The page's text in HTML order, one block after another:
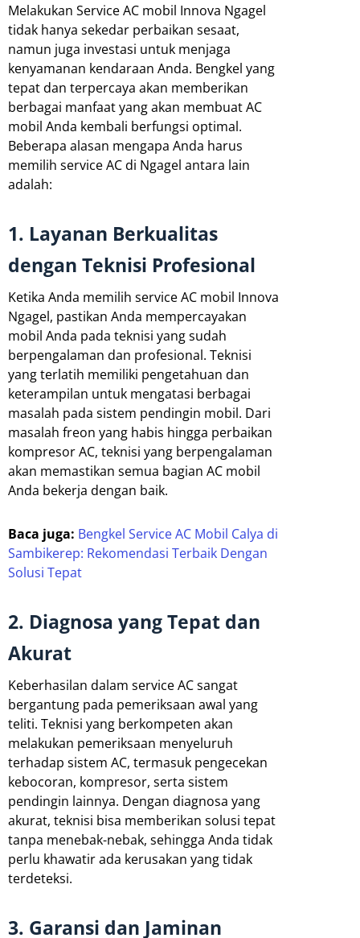
Melakukan Service AC mobil Innova Ngagel
tidak hanya sekedar perbaikan sesaat,
namun juga investasi untuk menjaga
kenyamanan kendaraan Anda. Bengkel yang
tepat dan terpercaya akan memberikan
berbagai manfaat yang akan membuat AC
mobil Anda kembali berfungsi optimal.
Beberapa alasan mengapa Anda harus
memilih service AC di Ngagel antara lain
adalah:
1. Layanan Berkualitas
dengan Teknisi Profesional
Ketika Anda memilih service AC mobil Innova
Ngagel, pastikan Anda mempercayakan
mobil Anda pada teknisi yang sudah
berpengalaman dan profesional. Teknisi
yang terlatih memiliki pengetahuan dan
keterampilan untuk mengatasi berbagai
masalah pada sistem pendingin mobil. Dari
masalah freon yang habis hingga perbaikan
kompresor AC, teknisi yang berpengalaman
akan memastikan semua bagian AC mobil
Anda bekerja dengan baik.
Baca juga: Bengkel Service AC Mobil Calya di
Sambikerep: Rekomendasi Terbaik Dengan
Solusi Tepat
2. Diagnosa yang Tepat dan
Akurat
Keberhasilan dalam service AC sangat
bergantung pada pemeriksaan awal yang
teliti. Teknisi yang berkompeten akan
melakukan pemeriksaan menyeluruh
terhadap sistem AC, termasuk pengecekan
kebocoran, kompresor, serta sistem
pendingin lainnya. Dengan diagnosa yang
akurat, teknisi bisa memberikan solusi tepat
tanpa menebak-nebak, sehingga Anda tidak
perlu khawatir ada kerusakan yang tidak
terdeteksi.
3. Garansi dan Jaminan